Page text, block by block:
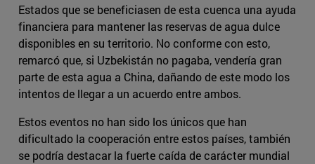
Estados que se beneficiasen de esta cuenca una ayuda
financiera para mantener las reservas de agua dulce
disponibles en su territorio. No conforme con esto,
remarcó que, si Uzbekistán no pagaba, vendería gran
parte de esta agua a China, dañando de este modo los
intentos de llegar a un acuerdo entre ambos.
Estos eventos no han sido los únicos que han
dificultado la cooperación entre estos países, también
se podría destacar la fuerte caída de carácter mundial